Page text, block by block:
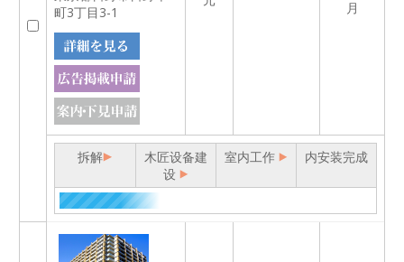
町3丁目3-1
月
拆解
木匠设备建
设
室内工作 内安装完成